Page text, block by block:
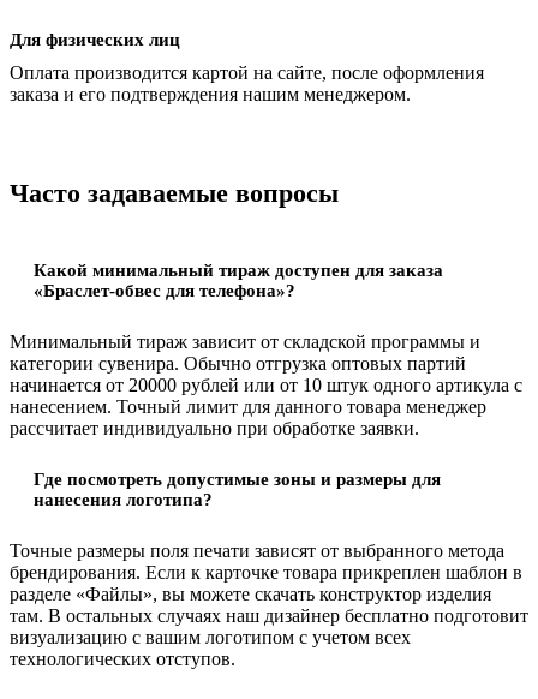
Для физических лиц
Оплата производится картой на сайте, после оформления
заказа и его подтверждения нашим менеджером.
Часто задаваемые вопросы
Какой минимальный тираж доступен для заказа
«Браслет-обвес для телефона»?
Минимальный тираж зависит от складской программы и
категории сувенира. Обычно отгрузка оптовых партий
начинается от 20000 рублей или от 10 штук одного артикула с
нанесением. Точный лимит для данного товара менеджер
рассчитает индивидуально при обработке заявки.
Где посмотреть допустимые зоны и размеры для
нанесения логотипа?
Точные размеры поля печати зависят от выбранного метода
брендирования. Если к карточке товара прикреплен шаблон в
разделе «Файлы», вы можете скачать конструктор изделия
там. В остальных случаях наш дизайнер бесплатно подготовит
визуализацию с вашим логотипом с учетом всех
технологических отступов.